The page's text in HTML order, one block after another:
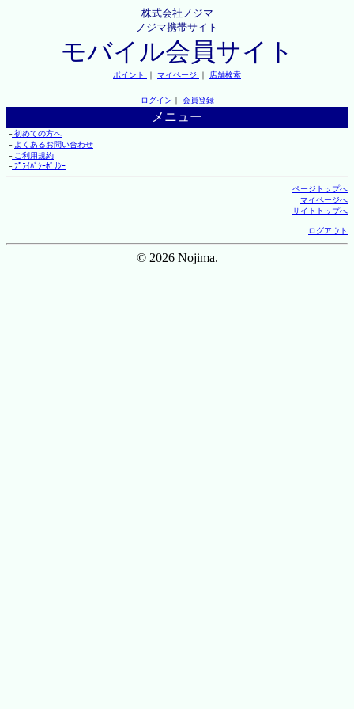
株式会社ノジマ
ノジマ携帯サイト
モバイル会員サイト
ポイント ｜ マイページ ｜ 店舗検索
ログイン ｜ 会員登録
メニュー
├初めての方へ
├ よくあるお問い合わせ
├ご利用規約
└ﾌﾟﾗｲﾊﾞｼｰﾎﾟﾘｼｰ
ページトップへ
マイページへ
サイトトップへ
ログアウト
© 2026 Nojima.